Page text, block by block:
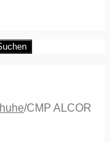
/CMP ALCOR